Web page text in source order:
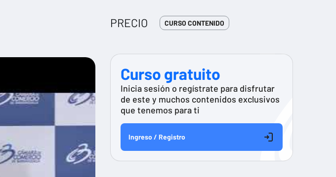
PRECIO CURSO CONTENIDO
Curso gratuito
Inicia sesión o regístrate para disfrutar
de este y muchos contenidos exclusivos
que tenemos para ti
Ingreso / Registro